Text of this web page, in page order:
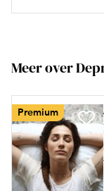
Meer over
Premium